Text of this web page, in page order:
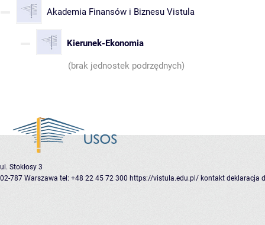
Akademia Finansów i Biznesu Vistula
Kierunek-Ekonomia
(brak jednostek podrzędnych)
ul. Stokłosy 3
02-787 Warszawa tel: +48 22 45 72 300 https://vistula.edu.pl/ kontakt deklaracja